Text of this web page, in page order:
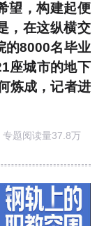
望，构建起便
，在这纵横交
的8000名毕业
座城市的地下
炼成，记者进
题阅读量37.8万